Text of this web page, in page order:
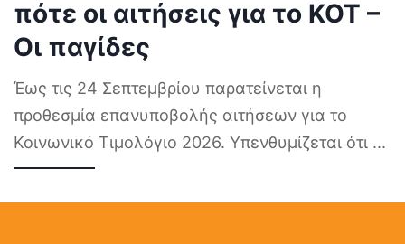
πότε οι αιτήσεις για το ΚΟΤ –
Οι παγίδες
Έως τις 24 Σεπτεμβρίου παρατείνεται η
προθεσμία επανυποβολής αιτήσεων για το
Κοινωνικό Τιμολόγιο 2026. Υπενθυμίζεται ότι ...